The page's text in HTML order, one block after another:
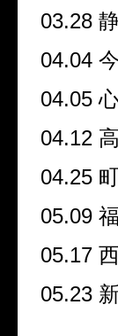
03.28
04.04
04.05
04.12
04.25
05.09
05.17
05.23